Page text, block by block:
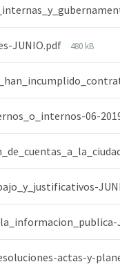
JUNIO.pdf 480 kB
06-
actas-y-